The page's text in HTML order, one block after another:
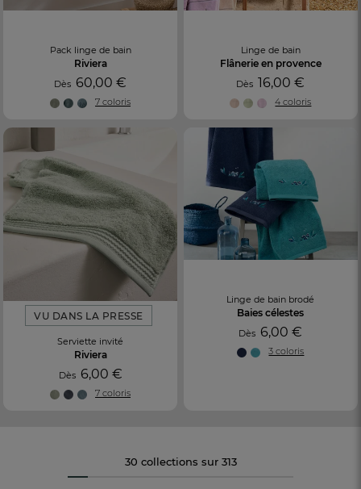
Pack linge de bain
Riviera
Dès 60,00 €
7 coloris
Linge de bain
Flânerie en provence
Dès 16,00 €
4 coloris
VU DANS LA PRESSE
Serviette invité
Riviera
Dès 6,00 €
7 coloris
Linge de bain brodé
Baies célestes
Dès 6,00 €
3 coloris
30 collections sur 313